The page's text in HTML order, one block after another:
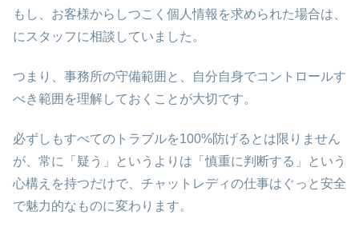
もし、お客様からしつこく個人情報を求められた場合は、
にスタッフに相談していました。
つまり、事務所の守備範囲と、自分自身でコントロールす
べき範囲を理解しておくことが大切です。
必ずしもすべてのトラブルを100%防げるとは限りません
が、常に「疑う」というよりは「慎重に判断する」という
心構えを持つだけで、チャットレディの仕事はぐっと安全
で魅力的なものに変わります。